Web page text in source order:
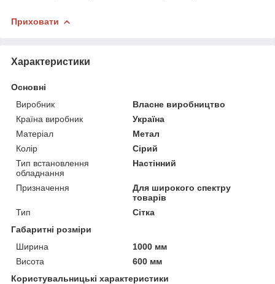
Приховати
Характеристики
Основні
Виробник
Власне виробництво
Країна виробник
Україна
Матеріал
Метал
Колір
Сірий
Тип встановлення
обладнання
Настінний
Призначення
Для широкого спектру
товарів
Тип
Сітка
Габаритні розміри
Ширина
1000 мм
Висота
600 мм
Користувальницькі характеристики